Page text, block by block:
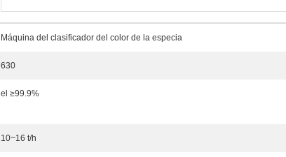
Máquina del clasificador del color de la especia
630
el ≥99.9%
10~16 t/h